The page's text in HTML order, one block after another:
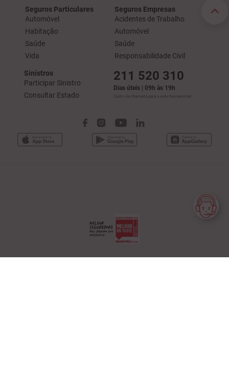
Seguros Particulares
Automóvel
Habitação
Saúde
Vida
Seguros Empresas
Acidentes de Trabalho
Automóvel
Saúde
Responsabilidade Civil
Sinistros
Participar Sinistro
Consultar Estado
211 520 310
Dias úteis | 09h às 19h
Custo de chamada para a rede fixa nacional